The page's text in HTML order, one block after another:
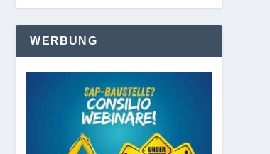
WERBUNG